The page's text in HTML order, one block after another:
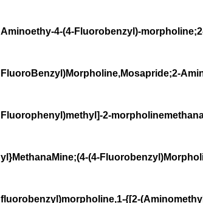
Aminoethy-4-(4-Fluorobenzyl)-
FluoroBenzyl)Morpholine,Mosapride;2-
Fluorophenyl)methyl]-2-
yl}MethanaMine;(4-(4-
fluorobenzyl)morpholine,1-{[2-